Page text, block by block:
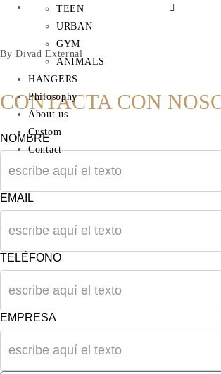
TEEN
URBAN
GYM
ANIMALS
HANGERS
Philosophy
About us
Custom
Contact
By Divad External
CONTACTA CON
NOMBRE
EMAIL
TELÉFONO
EMPRESA